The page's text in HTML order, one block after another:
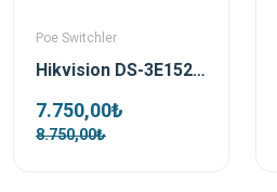
Poe Switchler
Hikvision DS-3E1526P-EI/M 24 Port 230w 1xGigabit Uplink 1xSfp Gigabit Poe Switch
7.750,00₺
8.750,00₺